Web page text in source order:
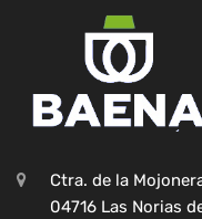
Ctra. de la
04716 Las Norias